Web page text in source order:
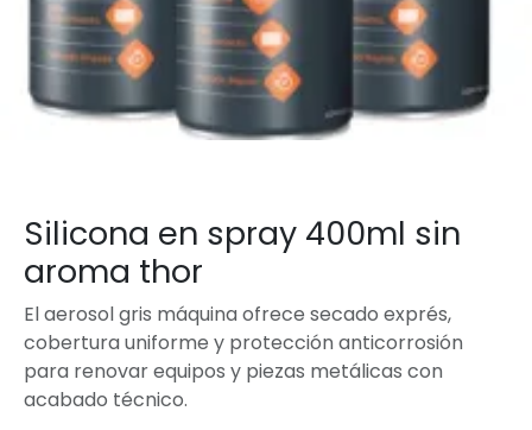
Silicona en spray 400ml sin
aroma thor
El aerosol gris máquina ofrece secado exprés,
cobertura uniforme y protección anticorrosión
para renovar equipos y piezas metálicas con
acabado técnico.